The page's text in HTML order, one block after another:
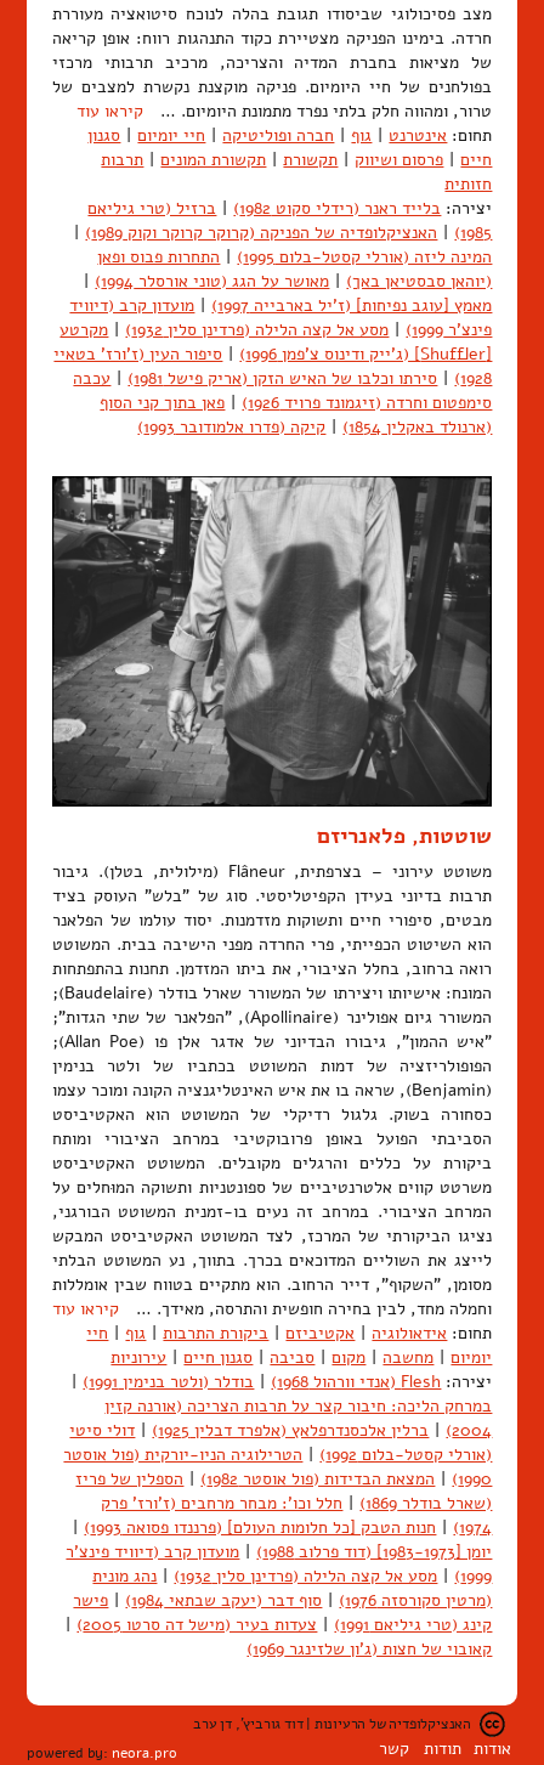
מצב פסיכולוגי שביסודו תגובת בהלה לנוכח סיטואציה מעוררת
חרדה. בימינו הפניקה מצטיירת כקוד התנהגות רווח: אופן קריאה
של מציאות בחברת המדיה והצריכה, מרכיב תרבותי מרכזי
בפולחנים של חיי היומיום. פניקה מוקצנת נקשרת למצבים של
טרור, ומהווה חלק בלתי נפרד מתמונת היומיום. … קיראו עוד
תחום: אינטרנט | גוף | חברה ופוליטיקה | חיי יומיום | סגנון
חיים | פרסום ושיווק | תקשורת | תקשורת המונים | תרבות
חזותית
יצירה: בלייד ראנר (רידלי סקוט 1982) | ברזיל (טרי גיליאם
1985)
| האנציקלופדיה של הפניקה (קרוקר קרוקר וקוק 1989)
|
המינה ליזה (אורלי קסטל-בלום 1995)
| התחרות פבוס ופאן
(יוהאן סבסטיאן באך) | מאושר על הגג (טוני אורסלר 1994)
|
מאמץ [עוגב נפיחות] (ז'יל בארבייה 1997)
| מועדון קרב (דיוויד
פינצ'ר 1999)
| מסע אל קצה הלילה (פרדינן סלין 1932) | מקרטע
[Shuffler] (ג'ייק ודינוס צ'פמן 1996)
| סיפור העין (ז'ורז' בטאיי
1928)
| סירתו וכלבו של האיש הזקן (אריק פישל 1981) | עכבה
סימפטום וחרדה (זיגמונד פרויד 1926)
| פאן בתוך קני הסוף
(ארנולד באקלין 1854)
| קיקה (פדרו אלמודובר 1993)
שוטטות, פלאנריזם
משוטט עירוני – בצרפתית, Flâneur (מילולית, בטלן). גיבור
תרבות בדיוני בעידן הקפיטליסטי. סוג של "בלש" העוסק בציד
מבטים, סיפורי חיים ותשוקות מזדמנות. יסוד עולמו של הפלאנר
הוא השיטוט הכפייתי, פרי החרדה מפני הישיבה בבית. המשוטט
רואה ברחוב, בחלל הציבורי, את ביתו המזדמן. תחנות בהתפתחות
המונח: אישיותו ויצירתו של המשורר שארל בודלר (Baudelaire);
המשורר גיום אפולינר (Apollinaire), "הפלאנר של שתי הגדות";
"איש ההמון", גיבורו הבדיוני של אדגר אלן פו (Allan Poe);
הפופולריזציה של דמות המשוטט בכתביו של ולטר בנימין
(Benjamin), שראה בו את איש האינטליגנציה הקונה ומוכר עצמו
כסחורה בשוק. גלגול רדיקלי של המשוטט הוא האקטיביסט
הסביבתי הפועל באופן פרובוקטיבי במרחב הציבורי ומותח
ביקורת על כללים והרגלים מקובלים. המשוטט האקטיביסט
משרטט קווים אלטרנטיביים של ספונטניות ותשוקה המוּחלים על
המרחב הציבורי. במרחב זה נעים בו-זמנית המשוטט הבורגני,
נציגו הביקורתי של המרכז, לצד המשוטט האקטיביסט המבקש
לייצג את השוליים המדוכאים בכרך. בתווך, נע המשוטט הבלתי
מסומן, "השקוף", דייר הרחוב. הוא מתקיים בטווח שבין אומללות
וחמלה מחד, לבין בחירה חופשית והתרסה, מאידך. … קיראו עוד
תחום: אידאולוגיה אקטיביזם ביקורת התרבות גוף
חיי
יומיום
מחשבה מקום סביבה סגנון חיים
עירוניות
יצירה: Flesh (אנדי וורהול 1968) בודלר (ולטר בנימין 1991)
במרחק הליכה: חיבור קצר על תרבות הצריכה (אורנה קזין
2004)
ברלין אלכסנדרפלאץ (אלפרד דבלין 1925)
דולי סיטי
(אורלי קסטל-בלום 1992)
הטרילוגיה הניו-יורקית (פול אוסטר
1990)
המצאת הבדידות (פול אוסטר 1982)
הספלין של פריז
(שארל בודלר 1869)
חלל וכו': מבחר מרחבים (ז'ורז' פרק
1974)
חנות הטבק [כל חלומות העולם] (פרננדו פסואה 1993)
יומן [1983-1973] (דוד פרלוב 1988)
מועדון קרב (דיוויד פינצ'ר
1999)
מסע אל קצה הלילה (פרדינן סלין 1932)
נהג מונית
(מרטין סקורסזה 1976)
סוף דבר (יעקב שבתאי 1984)
פישר
קינג (טרי גיליאם 1991)
צעדות בעיר (מישל דה סרטו 2005)
קאובוי של חצות (ג'ון שלזינגר 1969)
האנציקלופדיה של הרעיונות | דוד גורביץ', דן ערב
אודות תודות קשר powered by:neora.pro